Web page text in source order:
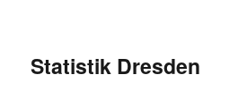
Statistik Dresden